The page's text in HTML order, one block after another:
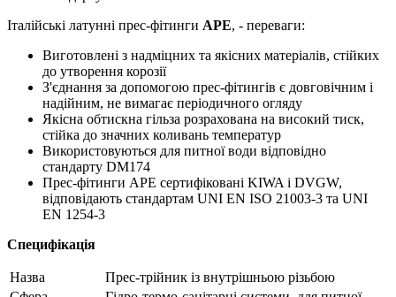
Італійські латунні прес-фітинги APE, - переваги:
Виготовлені з надміцних та якісних матеріалів, стійких
до утворення корозії
З'єднання за допомогою прес-фітингів є довговічним і
надійним, не вимагає періодичного огляду
Якісна обтискна гільза розрахована на високий тиск,
стійка до значних коливань температур
Використовуються для питної води відповідно
стандарту DM174
Прес-фітинги APE сертифіковані KIWA і DVGW,
відповідають стандартам UNI EN ISO 21003-3 та UNI
EN 1254-3
Специфікація
Назва
Прес-трійник із внутрішньою різьбою